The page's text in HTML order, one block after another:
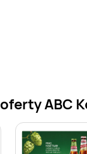
ABC